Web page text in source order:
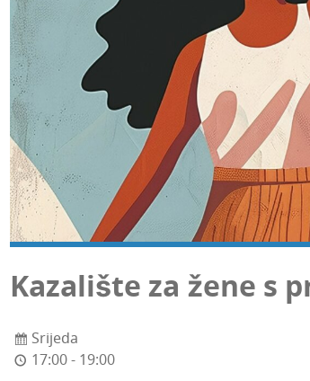
Kaza­li­šte za žene s
Srijeda
17:00 - 19:00